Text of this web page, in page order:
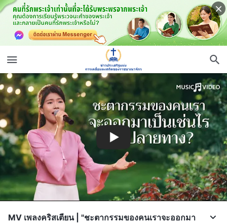
MV เพลงคริสเตียน | "ชะตากรรมของคนเราจะออกมา